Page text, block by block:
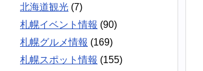
北海道観光 (7)
札幌イベント情報 (90)
札幌グルメ情報 (169)
札幌スポット情報 (155)